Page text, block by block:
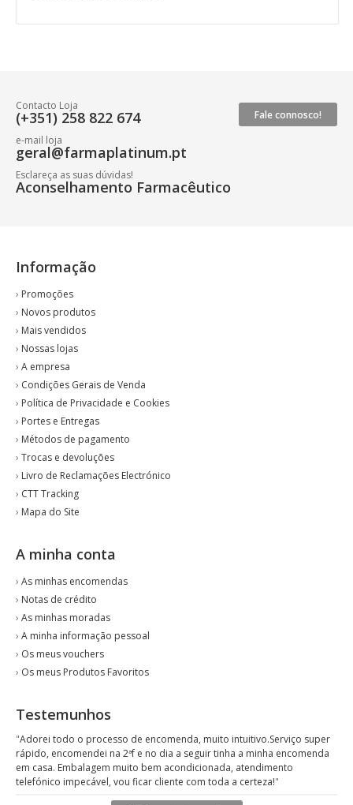
Fale connosco!
Contacto Loja
(+351) 258 822 674
e-mail loja
geral@farmaplatinum.pt
Esclareça as suas dúvidas!
Aconselhamento Farmacêutico
Informação
› Promoções
› Novos produtos
› Mais vendidos
› Nossas lojas
› A empresa
› Condições Gerais de Venda
› Política de Privacidade e Cookies
› Portes e Entregas
› Métodos de pagamento
› Trocas e devoluções
› Livro de Reclamações Electrónico
› CTT Tracking
› Mapa do Site
A minha conta
› As minhas encomendas
› Notas de crédito
› As minhas moradas
› A minha informação pessoal
› Os meus vouchers
› Os meus Produtos Favoritos
Testemunhos
"Adorei todo o processo de encomenda, muito intuitivo.Serviço super
rápido, encomendei na 2ªf e no dia a seguir tinha a minha encomenda
em casa. Embalagem muito bem acondicionada, atendimento
telefónico impecável, vou ficar cliente com toda a certeza!"